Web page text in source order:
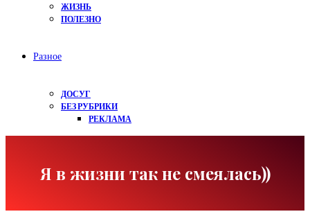
ЖИЗНЬ
ПОЛЕЗНО
Разное
ДОСУГ
БЕЗ РУБРИКИ
РЕКЛАМА
Я в жизни так не смеялась))